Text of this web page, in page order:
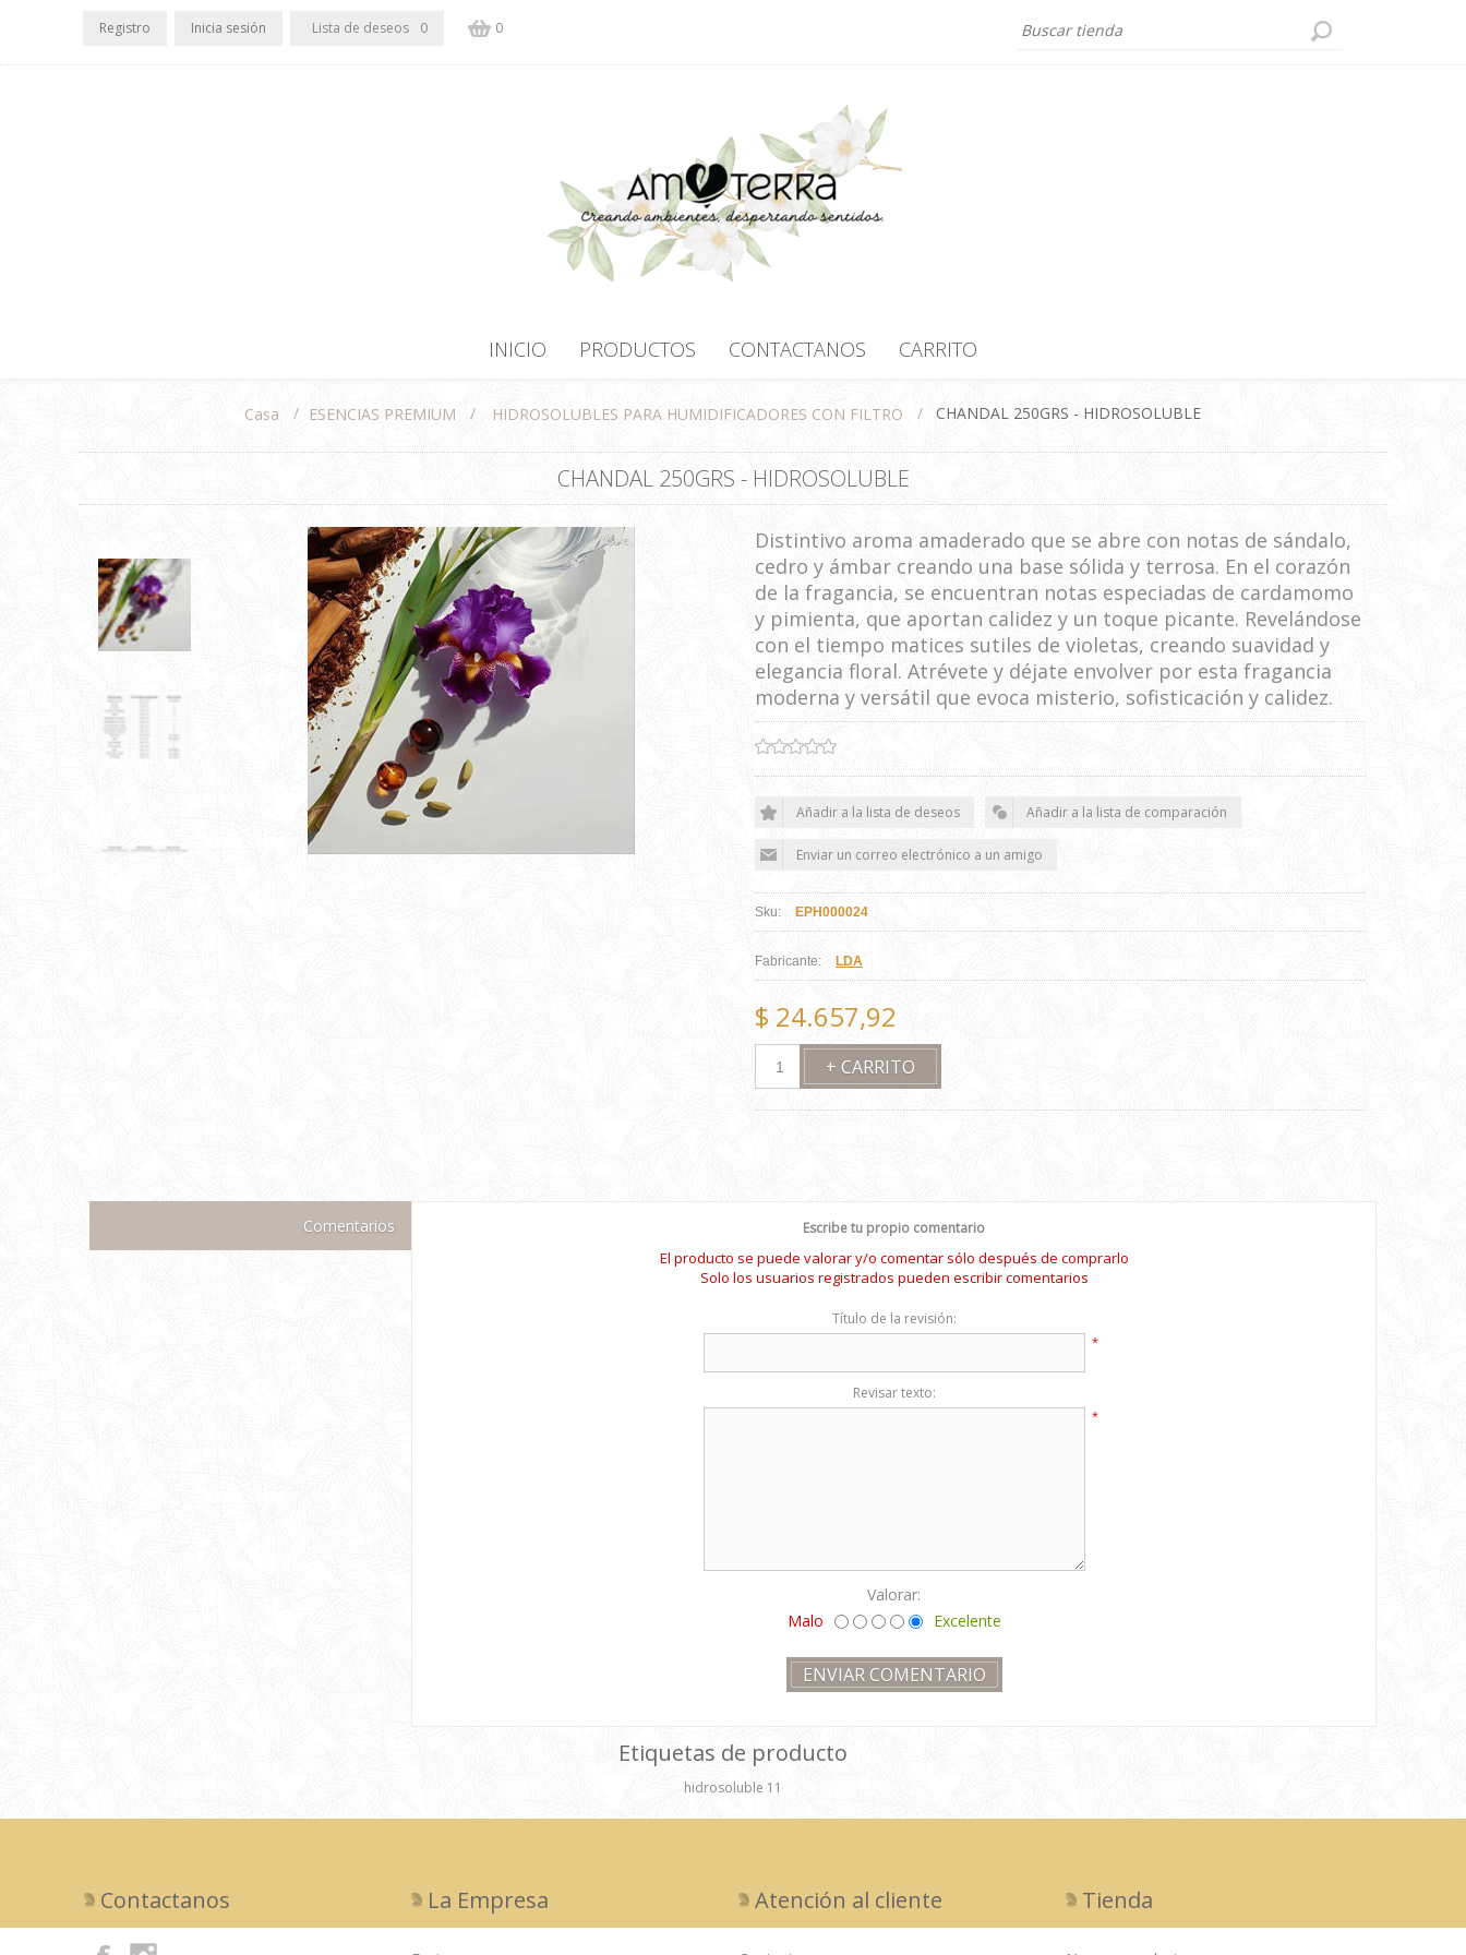
Registro Inicia sesión Lista de deseos 0 0
INICIO PRODUCTOS CONTACTANOS CARRITO
Casa / ESENCIAS PREMIUM / HIDROSOLUBLES PARA HUMIDIFICADORES CON FILTRO / CHANDAL 250GRS - HIDROSOLUBLE
CHANDAL 250GRS - HIDROSOLUBLE
Distintivo aroma amaderado que se abre con notas de sándalo,
cedro y ámbar creando una base sólida y terrosa. En el corazón
de la fragancia, se encuentran notas especiadas de cardamomo
y pimienta, que aportan calidez y un toque picante. Revelándose
con el tiempo matices sutiles de violetas, creando suavidad y
elegancia floral. Atrévete y déjate envolver por esta fragancia
moderna y versátil que evoca misterio, sofisticación y calidez.
Sku: EPH000024
Fabricante: LDA
$ 24.657,92
Comentarios Escribe tu propio comentario
El producto se puede valorar y/o comentar sólo después de comprarlo
Solo los usuarios registrados pueden escribir comentarios
Título de la revisión:
*
Revisar texto:
*
Valorar:
Malo
Excelente
Etiquetas de producto
hidrosoluble 11
Contactanos La Empresa Atención al cliente Tienda